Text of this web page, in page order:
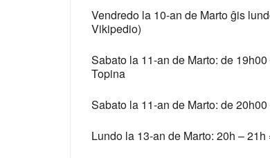
Vendredo la 10-an de Marto ĝis
Vikipedio)
Sabato la 11-an de Marto: de
Topina
Sabato la 11-an de Marto: de
Lundo la 13-an de Marto: 20h – 21h